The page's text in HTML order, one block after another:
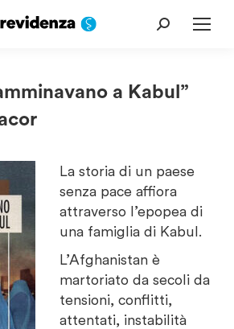
Cerca:
a Kabul”
La storia di un paese
senza pace affiora
attraverso l’epopea di
una famiglia di Kabul.
L’Afghanistan è
martoriato da secoli da
tensioni, conflitti,
attentati, instabilità